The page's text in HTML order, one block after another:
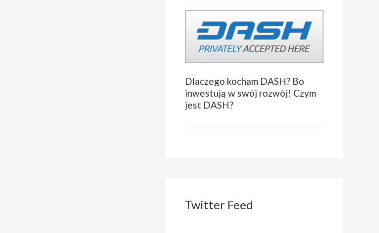
Dlaczego kocham DASH? Bo
inwestują w swój rozwój! Czym
jest DASH?
Twitter Feed